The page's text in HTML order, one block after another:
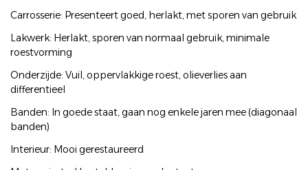
Carrosserie: Presenteert goed, herlakt, met sporen van gebruik
Lakwerk: Herlakt, sporen van normaal gebruik, minimale
roestvorming
Onderzijde: Vuil, oppervlakkige roest, olieverlies aan
differentieel
Banden: In goede staat, gaan nog enkele jaren mee (diagonaal
banden)
Interieur: Mooi gerestaureerd